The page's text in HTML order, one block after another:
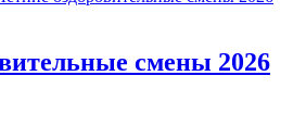
смены 2026